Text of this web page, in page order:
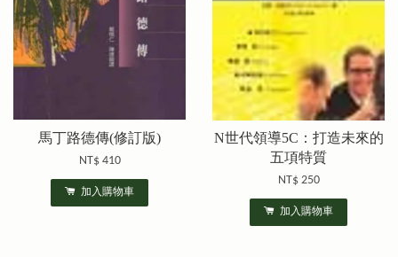
馬丁路德傳(修訂版)
NT$ 410
加入購物車
N世代領導5C：打造未來的
五項特質
NT$ 250
加入購物車